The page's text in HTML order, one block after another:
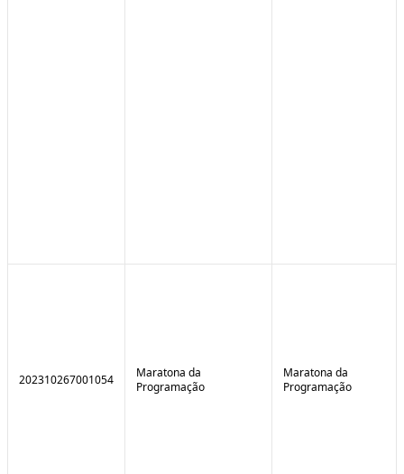
202310267001054
Maratona da
Programação
Maratona da
Programação